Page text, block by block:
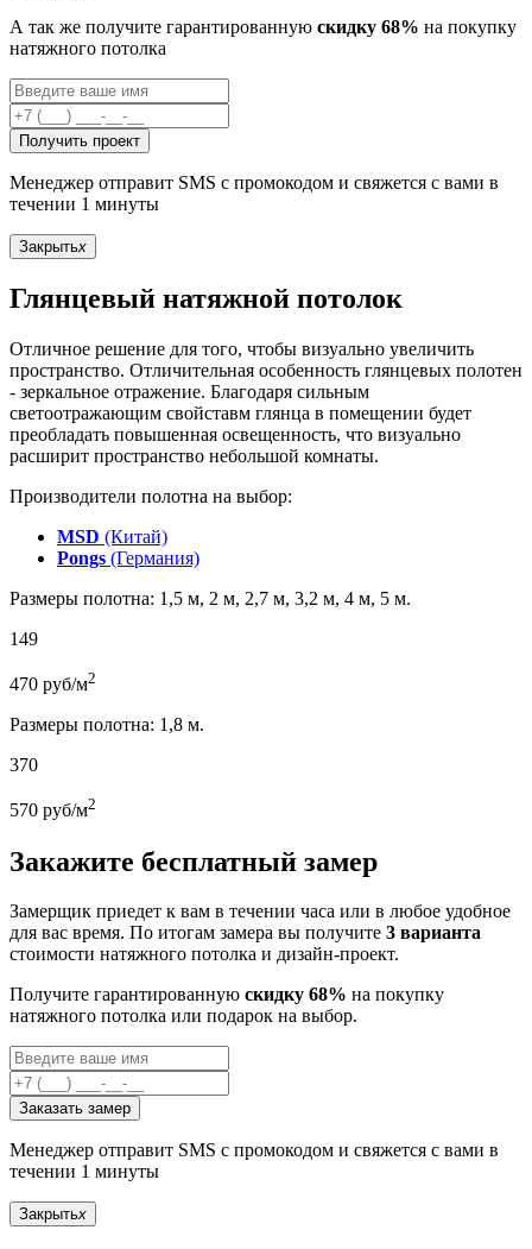
А так же получите гарантированную скидку 68% на покупку
натяжного потолка
Получить проект
Менеджер отправит SMS с промокодом и свяжется с вами в
течении 1 минуты
Закрытьx
Глянцевый натяжной потолок
Отличное решение для того, чтобы визуально увеличить
пространство. Отличительная особенность глянцевых полотен
- зеркальное отражение. Благодаря сильным
светоотражающим свойставм глянца в помещении будет
преобладать повышенная освещенность, что визуально
расширит пространство небольшой комнаты.
Производители полотна на выбор:
MSD (Китай)
Pongs (Германия)
Размеры полотна: 1,5 м, 2 м, 2,7 м, 3,2 м, 4 м, 5 м.
149
470 руб/м2
Размеры полотна: 1,8 м.
370
570 руб/м2
Закажите бесплатный замер
Замерщик приедет к вам в течении часа или в любое удобное
для вас время. По итогам замера вы получите 3 варианта
стоимости натяжного потолка и дизайн-проект.
Получите гарантированную скидку 68% на покупку
натяжного потолка или подарок на выбор.
Заказать замер
Менеджер отправит SMS с промокодом и свяжется с вами в
течении 1 минуты
Закрытьx